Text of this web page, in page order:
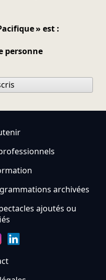
» est :
personne
archivées
ajoutés ou